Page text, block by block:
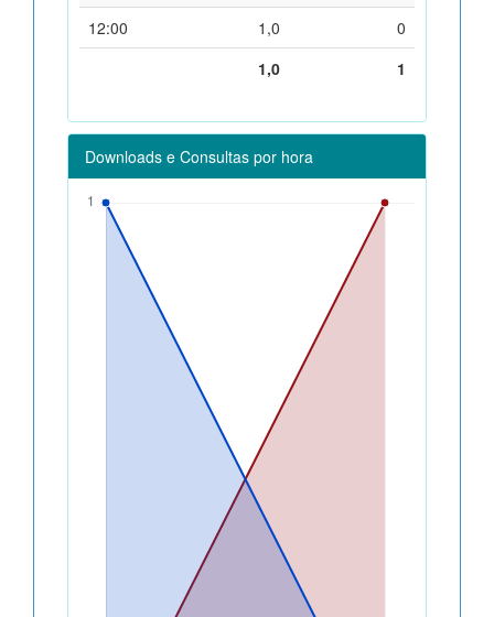
12:00
1,0
0
1,0
1
Downloads e Consultas por hora